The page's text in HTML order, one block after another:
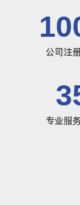
公司注
专业服